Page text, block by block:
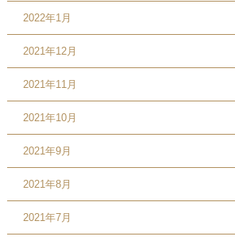
2022年1月
2021年12月
2021年11月
2021年10月
2021年9月
2021年8月
2021年7月